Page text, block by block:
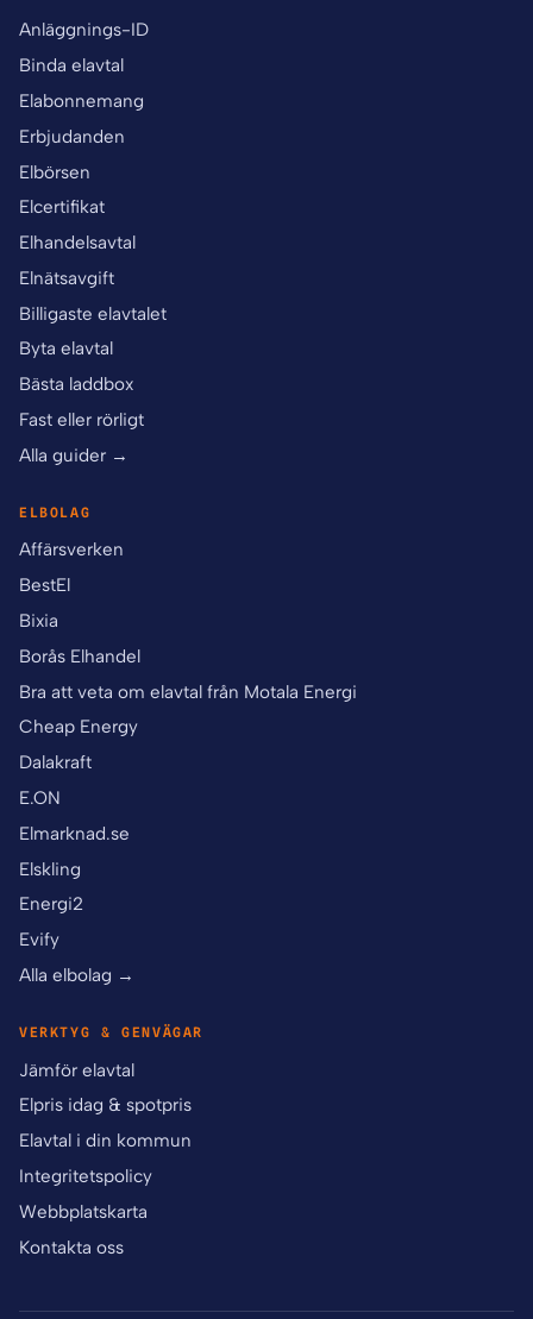
Anläggnings-ID
Binda elavtal
Elabonnemang
Erbjudanden
Elbörsen
Elcertifikat
Elhandelsavtal
Elnätsavgift
Billigaste elavtalet
Byta elavtal
Bästa laddbox
Fast eller rörligt
Alla guider →
ELBOLAG
Affärsverken
BestEl
Bixia
Borås Elhandel
Bra att veta om elavtal från Motala Energi
Cheap Energy
Dalakraft
E.ON
Elmarknad.se
Elskling
Energi2
Evify
Alla elbolag →
VERKTYG & GENVÄGAR
Jämför elavtal
Elpris idag & spotpris
Elavtal i din kommun
Integritetspolicy
Webbplatskarta
Kontakta oss